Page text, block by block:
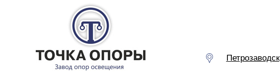
Петрозаводск